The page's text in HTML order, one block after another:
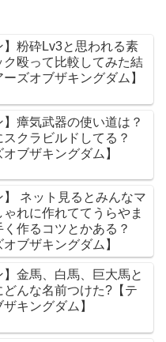
】粉砕Lv3と思われる素
ク殴って比較してみた結
ズオブザキングダム】
】瘴気武器の使い道は？
クラビルドしてる？
オブザキングダム】
】 ネット見るとみんなマ
れに作れててうらやま
く作るコツとかある？
オブザキングダム】
】金馬、白馬、巨大馬と
どんな名前つけた?【テ
キングダム】